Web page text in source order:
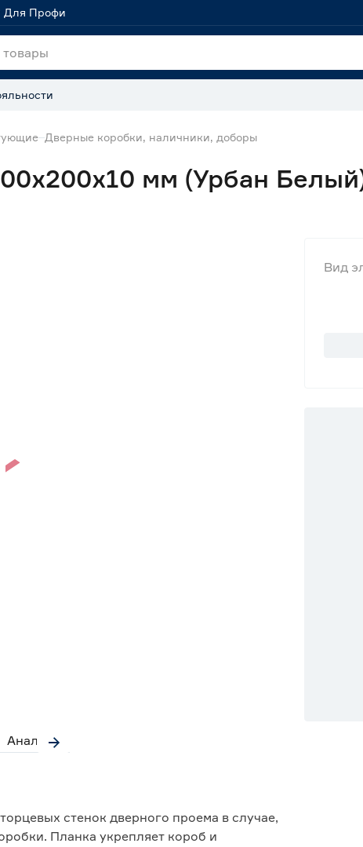
Для Профи
Дверные коробки, наличники, доборы
мм (Урбан
Аналоги
стенок дверного проема в случае,
Планка укрепляет короб и
Вид